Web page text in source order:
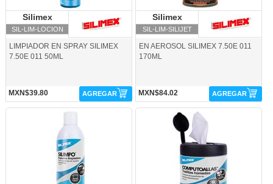
Silimex
SIL-LIM-LOCION
LIMPIADOR EN SPRAY SILIMEX
7.50E 011 50ML
MXN$39.80 AGREGAR
Silimex
SIL-LIM-SILIJET
EN AEROSOL SILIMEX 7.50E 011
170ML
MXN$84.02 AGREGAR
SIL-LIM-SILIMPO-Silimex SIL-LIM-TOALLA-Silimex